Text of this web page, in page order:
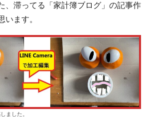
、滞ってる「家計簿ブログ」の記事作
います。
ました。